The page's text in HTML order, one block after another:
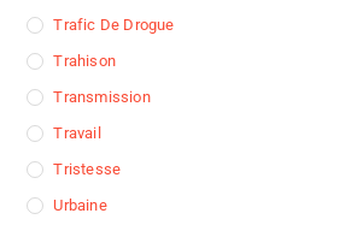
Trafic De Drogue
Trahison
Transmission
Travail
Tristesse
Urbaine